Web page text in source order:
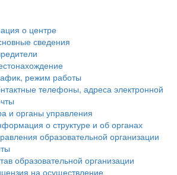
о центре
сведения
режим работы
телефоны, адреса электронной
и органы управления
о структуре и об органах
образовательной организации
образовательной организации
на осуществление